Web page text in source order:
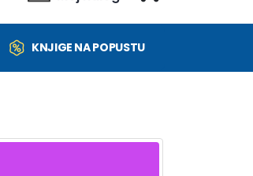
KNJIGE NA POPUSTU